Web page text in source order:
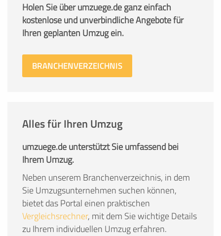
Holen Sie über umzuege.de ganz einfach
kostenlose und unverbindliche Angebote für
Ihren geplanten Umzug ein.
BRANCHENVERZEICHNIS
Alles für Ihren Umzug
umzuege.de unterstützt Sie umfassend bei
Ihrem Umzug.
Neben unserem Branchenverzeichnis, in dem
Sie Umzugsunternehmen suchen können,
bietet das Portal einen praktischen
Vergleichsrechner, mit dem Sie wichtige Details
zu Ihrem individuellen Umzug erfahren.